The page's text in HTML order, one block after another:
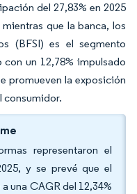
del 27,83% en 2025
que la banca, los
(BFSI) es el segmento
un 12,78% impulsado
promueven la exposición
consumidor.
representaron el
y se prevé que el
una CAGR del 12,34%